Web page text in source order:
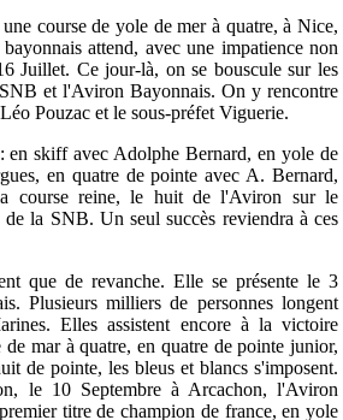
course de yole de mer à quatre, à Nice,
attend, avec une impatience non
Juillet. Ce jour-là, on se bouscule sur les
et l'Aviron Bayonnais. On y rencontre
Pouzac et le sous-préfet Viguerie.
en skiff avec Adolphe Bernard, en yole de
en quatre de pointe avec A. Bernard,
course reine, le huit de l'Aviron sur le
la SNB. Un seul succès reviendra à ces
que de revanche. Elle se présente le 3
Plusieurs milliers de personnes longent
Elles assistent encore à la victoire
mar à quatre, en quatre de pointe junior,
de pointe, les bleus et blancs s'imposent.
le 10 Septembre à Arcachon, l'Aviron
titre de champion de france, en yole